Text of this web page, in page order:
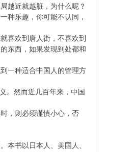
越近就越脏，为什么呢？
种乐趣，你可能不认同，
喜欢到唐人街，不喜欢到
东西，如果发现到处都和
一种适合中国人的管理方
。然而近几百年来，中国
，则必须谨慎小心，否
本书以日本人、美国人、